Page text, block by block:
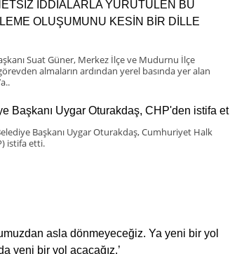
İDDİALARLA YÜRÜTÜLEN BU
OLUŞUMUNU KESİN BİR DİLLE
Suat Güner, Merkez İlçe ve Mudurnu İlçe
almaların ardından yerel basında yer alan
Başkanı Uygar Oturakdaş, CHP'den istifa et
Başkanı Uygar Oturakdaş, Cumhuriyet Halk
istifa etti.
asla dönmeyeceğiz. Ya yeni bir yol
yeni bir yol açacağız.’